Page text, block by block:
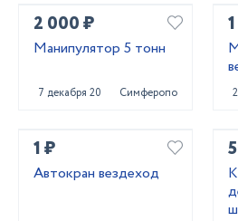
2 000 ₽
Манипулятор 5 тонн
7 декабря 2023 Симферополь
1 ₽
Автокран вездеход